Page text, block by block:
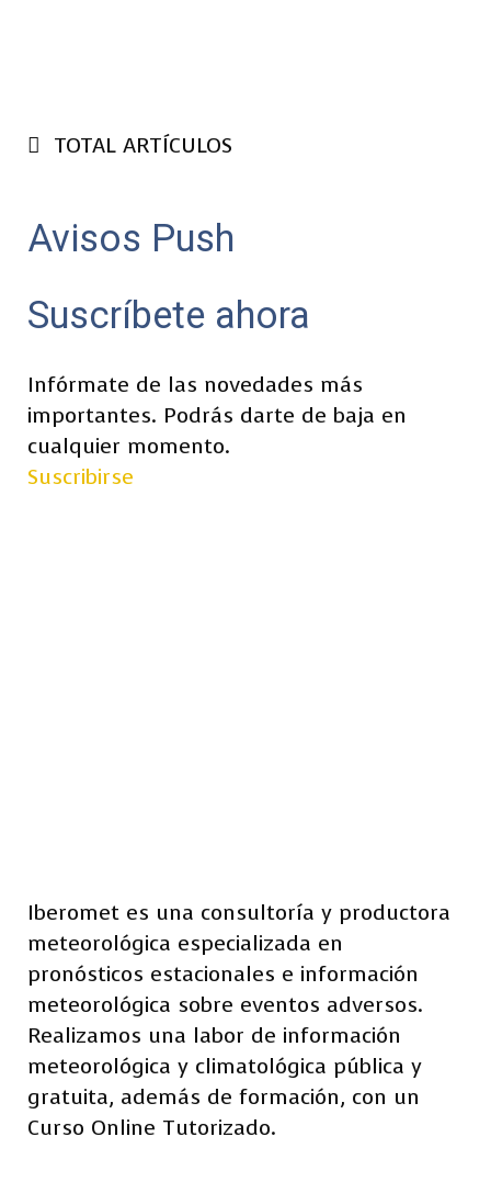
TOTAL ARTÍCULOS
Avisos Push
Suscríbete ahora
Infórmate de las novedades más
importantes. Podrás darte de baja en
cualquier momento.
Suscribirse
Iberomet es una consultoría y productora
meteorológica especializada en
pronósticos estacionales e información
meteorológica sobre eventos adversos.
Realizamos una labor de información
meteorológica y climatológica pública y
gratuita, además de formación, con un
Curso Online Tutorizado.